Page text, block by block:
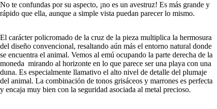
No te confundas por su aspecto, ¡no es un avestruz! Es más grande y
rápido que ella, aunque a simple vista puedan parecer lo mismo.
El carácter policromado de la cruz de la pieza multiplica la hermosura
del diseño convencional, resaltando aún más el entorno natural donde
se encuentra el animal. Vemos al emú ocupando la parte derecha de la
moneda mirando al horizonte en lo que parece ser una playa con una
duna. Es especialmente llamativo el alto nivel de detalle del plumaje
del animal. La combinación de tonos grisáceos y marrones es perfecta
y encaja muy bien con la seguridad asociada al metal precioso.